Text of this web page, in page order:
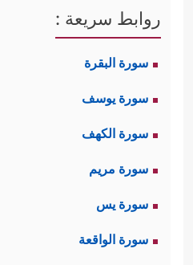
روابط سريعة :
سورة البقرة
سورة يوسف
سورة الكهف
سورة مريم
سورة يس
سورة الواقعة